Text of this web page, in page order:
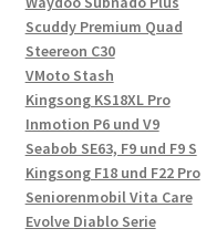
Scuddy Premium Quad
Steereon C30
VMoto Stash
Kingsong KS18XL Pro
Inmotion P6 und V9
Seabob SE63, F9 und F9 S
Kingsong F18 und F22 Pro
Seniorenmobil Vita Care
Evolve Diablo Serie